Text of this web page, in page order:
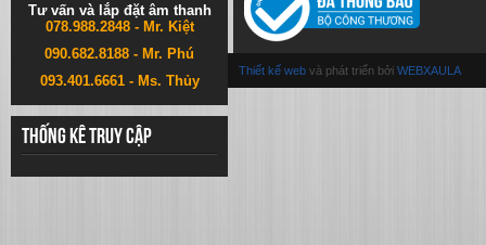
Tư vấn và lắp đặt âm thanh
078.988.2848 - Mr. Kiệt
090.682.8188 - Mr. Phú
093.401.6661 - Ms. Thủy
Thống kê truy cập
Thiết kế web và phát triển bởi WEBXAULA